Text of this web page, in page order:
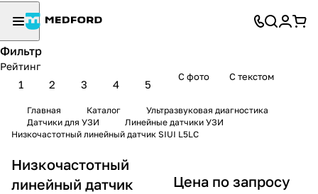
Фильтр
Рейтинг
1 2 3 4 5
С фото С текстом
Главная Каталог
Ультразвуковая диагностика
Датчики для УЗИ
Линейные датчики УЗИ
Низкочастотный линейный датчик SIUI L5LC
Низкочастотный
линейный датчик
Цена по запросу